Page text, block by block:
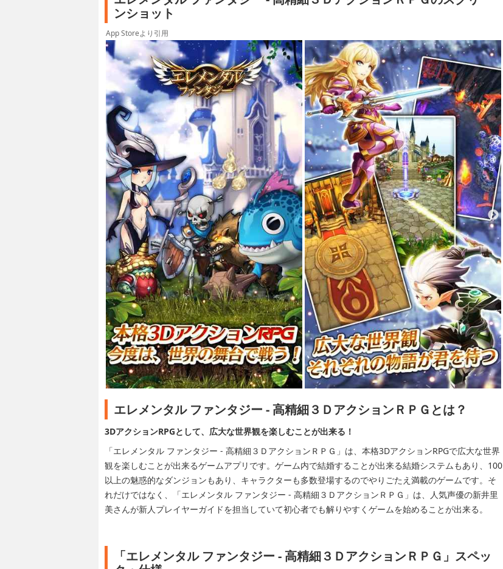
ンショット
App Storeより引用
エレメンタル ファンタジー - 高精細３ＤアクションＲＰＧとは？
3DアクションRPGとして、広大な世界観を楽しむことが出来る！
「エレメンタル ファンタジー - 高精細３ＤアクションＲＰＧ」は、本格3DアクションRPGで広大な世界
観を楽しむことが出来るゲームアプリです。ゲーム内で結婚することが出来る結婚システムもあり、100
以上の魅惑的なダンジョンもあり、キャラクターも多数登場するのでやりごたえ満載のゲームです。そ
れだけではなく、「エレメンタル ファンタジー - 高精細３ＤアクションＲＰＧ」は、人気声優の新井里
美さんが新人プレイヤーガイドを担当していて初心者でも解りやすくゲームを始めることが出来る。
「エレメンタル ファンタジー - 高精細３ＤアクションＲＰＧ」スペッ